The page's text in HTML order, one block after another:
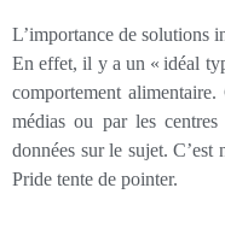
L’importance de solutions
En effet, il y a un « idéal
comportement
médias ou par les
données sur le sujet. C’est
Pride tente de pointer.